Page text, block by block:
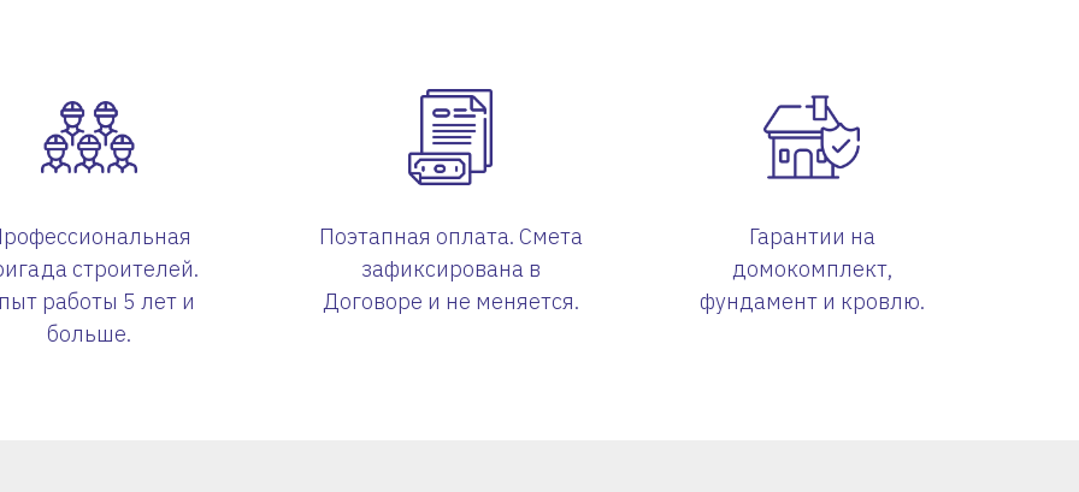
строителей.
работы 5 лет и
больше.
Поэтапная оплата. Смета
зафиксирована в
Договоре и не меняется.
Гарантии на
домокомплект,
фундамент и кровлю.